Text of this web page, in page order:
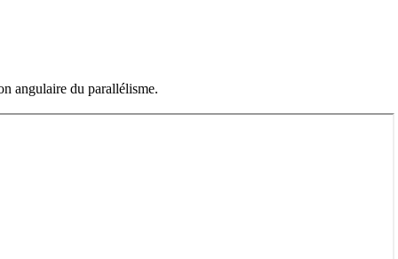
angulaire du parallélisme.